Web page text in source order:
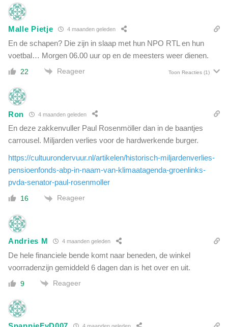
Malle Pietje 4 maanden geleden
En de schapen? Die zijn in slaap met hun NPO RTL en hun
voetbal… Morgen 06.00 uur op en de meesters weer dienen.
22 Reageer Toon Reacties (1)
Ron 4 maanden geleden
En deze zakkenvuller Paul Rosenmöller dan in de baantjes
carrousel. Miljarden verlies voor de hardwerkende burger.
https://cultuurondervuur.nl/artikelen/historisch-miljardenverlies-
pensioenfonds-abp-in-naam-van-klimaatagenda-groenlinks-
pvda-senator-paul-rosenmoller
16 Reageer
Andries M 4 maanden geleden
De hele financiele bende komt naar beneden, de winkel
voorradenzijn gemiddeld 6 dagen dan is het over en uit.
9 Reageer